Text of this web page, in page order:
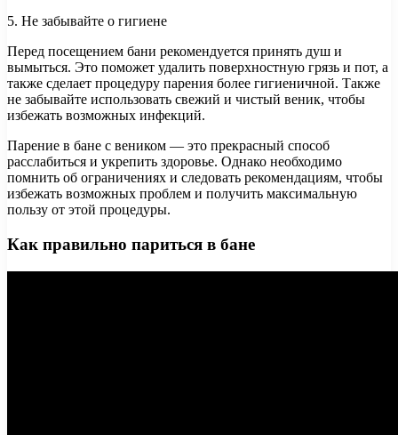
5. Не забывайте о гигиене
Перед посещением бани рекомендуется принять душ и
вымыться. Это поможет удалить поверхностную грязь и пот, а
также сделает процедуру парения более гигиеничной. Также
не забывайте использовать свежий и чистый веник, чтобы
избежать возможных инфекций.
Парение в бане с веником — это прекрасный способ
расслабиться и укрепить здоровье. Однако необходимо
помнить об ограничениях и следовать рекомендациям, чтобы
избежать возможных проблем и получить максимальную
пользу от этой процедуры.
Как правильно париться в бане